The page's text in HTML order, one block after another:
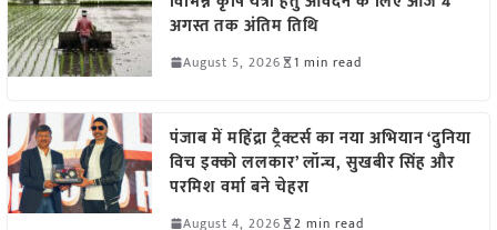
अगस्त तक अंतिम तिथि
August 5, 2026 1 min read
पंजाब में महिंद्रा ट्रैक्टर्स का नया अभियान ‘दुनिया
विच इक्को ललकार’ लॉन्च, सुखबीर सिंह और
परमिश वर्मा बने चेहरा
August 4, 2026 2 min read